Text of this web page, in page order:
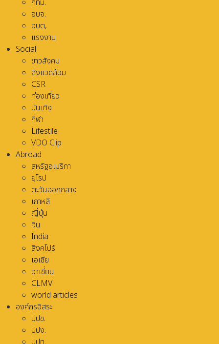
กทม.
อบจ.
อบต,
แรงงาน
Social
ข่าวสังคม
สิ่งแวดล้อม
CSR
ท่องเที่ยว
บันเทิง
กีฬา
Lifestile
VDO Clip
Abroad
สหรัฐอเมริกา
ยุโรป
ตะวันออกกลาง
เกาหลี
ญี่ปุ่น
จีน
India
สิงคโปร์
เอเชีย
อาเชี่ยน
CLMV
world articles
องค์กรอิสระ
ปปช.
ปปง.